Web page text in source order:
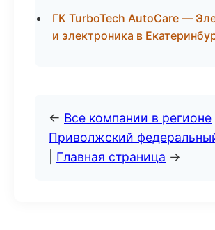
ГК TurboTech AutoCare —
и электроника в
← Все компании в регионе
Приволжский
Главная страница →